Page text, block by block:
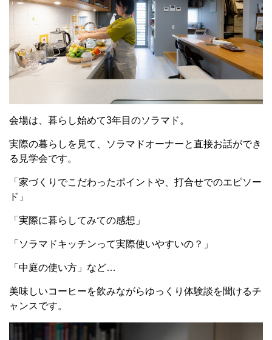
会場は、暮らし始めて3年目のソラマド。
実際の暮らしを見て、ソラマドオーナーと直接お話ができ
る見学会です。
「家づくりでこだわったポイントや、打合せでのエピソー
ド」
「実際に暮らしてみての感想」
「ソラマドキッチンって実際使いやすいの？」
「中庭の使い方」など…
美味しいコーヒーを飲みながらゆっくり体験談を聞けるチ
ャンスです。